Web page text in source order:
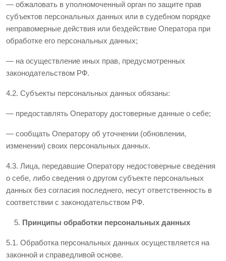
— обжаловать в уполномоченный орган по защите прав
субъектов персональных данных или в судебном порядке
неправомерные действия или бездействие Оператора при
обработке его персональных данных;
— на осуществление иных прав, предусмотренных
законодательством РФ.
4.2. Субъекты персональных данных обязаны:
— предоставлять Оператору достоверные данные о себе;
— сообщать Оператору об уточнении (обновлении,
изменении) своих персональных данных.
4.3. Лица, передавшие Оператору недостоверные сведения
о себе, либо сведения о другом субъекте персональных
данных без согласия последнего, несут ответственность в
соответствии с законодательством РФ.
Принципы обработки персональных данных
5.1. Обработка персональных данных осуществляется на
законной и справедливой основе.